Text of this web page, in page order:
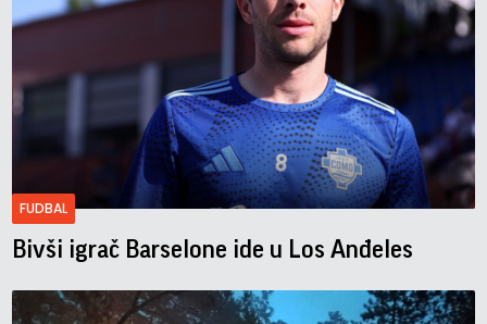
FUDBAL
Bivši igrač Barselone ide u Los Anđeles